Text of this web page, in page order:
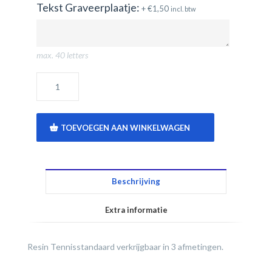
Tekst Graveerplaatje: +€1,50 incl. btw
max. 40 letters
TOEVOEGEN AAN WINKELWAGEN
Beschrijving
Extra informatie
Resin Tennisstandaard verkrijgbaar in 3 afmetingen.